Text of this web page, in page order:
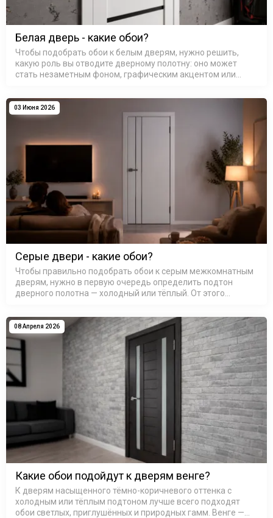
Белая дверь - какие обои?
Чтобы подобрать обои к белым дверям, нужно решить,
какую роль вы отводите дверному полотну: оно может
стать незаметным фоном, графическим акцентом или
обманчиво прост — он каже…
03 Июня 2026
Серые двери - какие обои?
Чтобы правильно подобрать обои к серым межкомнатным
дверям, нужно в первую очередь определить подтон
дверного полотна — холодный или тёплый. От этого
тёплого с холодным без…
08 Апреля 2026
Какие обои подойдут к дверям венге?
К дверям насыщенного тёмно-коричневого оттенка с
холодным или тёплым подтоном лучше всего подходят
обои светлых, приглушённых и природных гамм. Венге —